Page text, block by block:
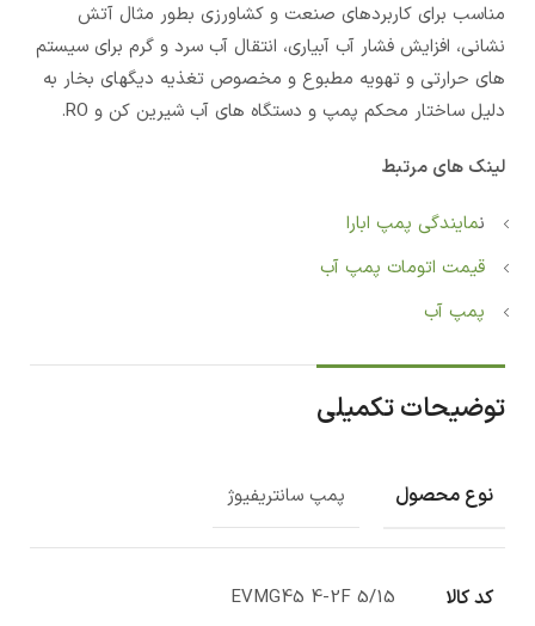
مناسب برای کاربردهای صنعت و کشاورزی بطور مثال آتش
نشانی، افزایش فشار آب آبیاری، انتقال آب سرد و گرم برای سیستم
های حرارتی و تهویه مطبوع و مخصوص تغذیه دیگهای بخار به
دلیل ساختار محکم پمپ و دستگاه های آب شیرین کن و RO.
لینک های مرتبط
نمایندگی پمپ ابارا
قیمت اتومات پمپ آب
پمپ آب
توضیحات تکمیلی
نوع محصول پمپ سانتریفیوژ
کد کالا EVMG45 4-2F 5/15